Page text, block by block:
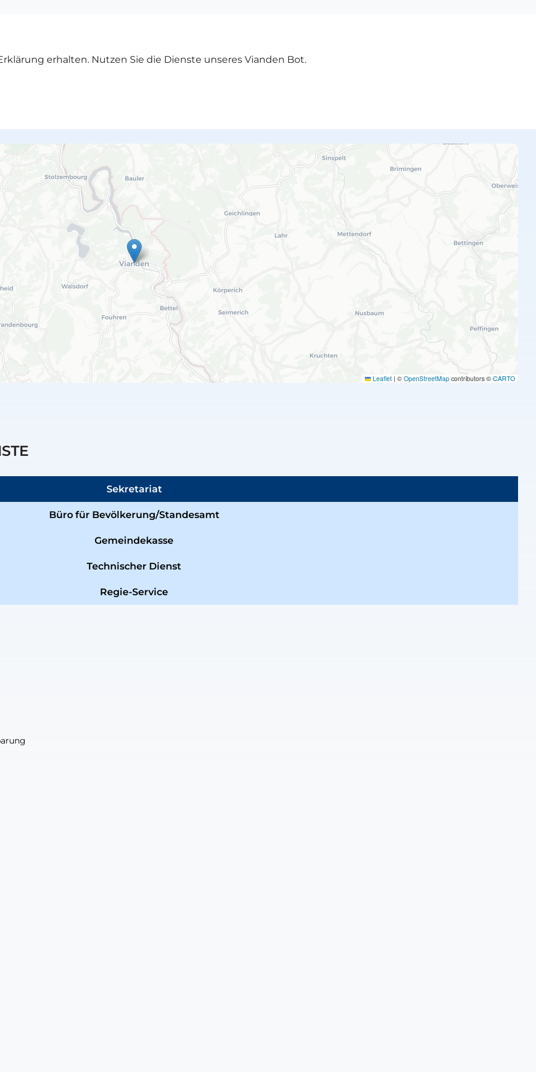
erhalten. Nutzen Sie die Dienste unseres Vianden Bot.
Leaflet | © OpenStreetMap contributors © CARTO
Sekretariat
Büro für Bevölkerung/Standesamt
Gemeindekasse
Technischer Dienst
Regie-Service